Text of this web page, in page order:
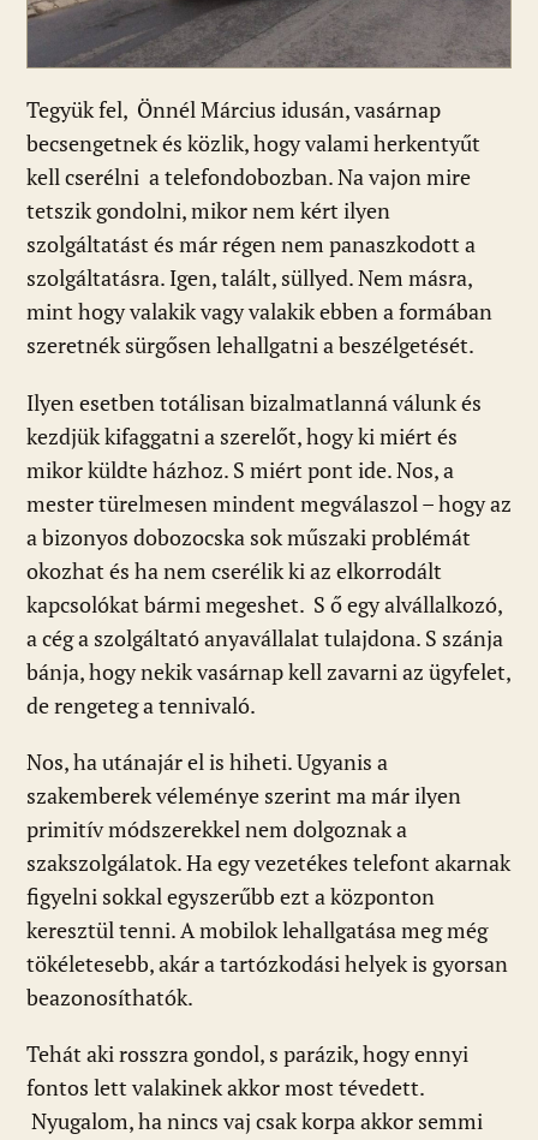
Tegyük fel, Önnél Március idusán, vasárnap
becsengetnek és közlik, hogy valami herkentyűt
kell cserélni a telefondobozban. Na vajon mire
tetszik gondolni, mikor nem kért ilyen
szolgáltatást és már régen nem panaszkodott a
szolgáltatásra. Igen, talált, süllyed. Nem másra,
mint hogy valakik vagy valakik ebben a formában
szeretnék sürgősen lehallgatni a beszélgetését.
Ilyen esetben totálisan bizalmatlanná válunk és
kezdjük kifaggatni a szerelőt, hogy ki miért és
mikor küldte házhoz. S miért pont ide. Nos, a
mester türelmesen mindent megválaszol – hogy az
a bizonyos dobozocska sok műszaki problémát
okozhat és ha nem cserélik ki az elkorrodált
kapcsolókat bármi megeshet. S ő egy alvállalkozó,
a cég a szolgáltató anyavállalat tulajdona. S szánja
bánja, hogy nekik vasárnap kell zavarni az ügyfelet,
de rengeteg a tennivaló.
Nos, ha utánajár el is hiheti. Ugyanis a
szakemberek véleménye szerint ma már ilyen
primitív módszerekkel nem dolgoznak a
szakszolgálatok. Ha egy vezetékes telefont akarnak
figyelni sokkal egyszerűbb ezt a központon
keresztül tenni. A mobilok lehallgatása meg még
tökéletesebb, akár a tartózkodási helyek is gyorsan
beazonosíthatók.
Tehát aki rosszra gondol, s parázik, hogy ennyi
fontos lett valakinek akkor most tévedett.
Nyugalom, ha nincs vaj csak korpa akkor semmi